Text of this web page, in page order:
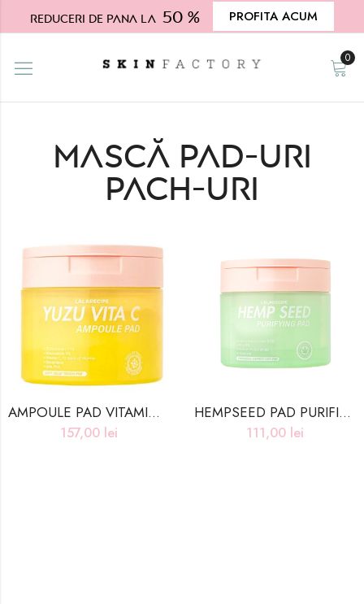
Reduceri de pana la 50 % PROFITA ACUM
0
Mască pad-uri
pach-uri
AMPOULE PAD VITAMINA C & YUZU (80PCS) – 267g
157,00 lei
HEMPSEED PAD PURIFIANT (70pcs) – 267g
111,00 lei